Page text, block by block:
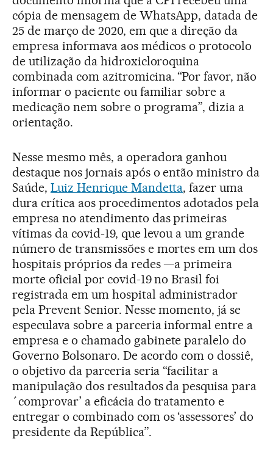
cópia de mensagem de WhatsApp, datada de
25 de março de 2020, em que a direção da
empresa informava aos médicos o protocolo
de utilização da hidroxicloroquina
combinada com azitromicina. “Por favor, não
informar o paciente ou familiar sobre a
medicação nem sobre o programa”, dizia a
orientação.
Nesse mesmo mês, a operadora ganhou
destaque nos jornais após o então ministro da
Saúde, Luiz Henrique Mandetta, fazer uma
dura crítica aos procedimentos adotados pela
empresa no atendimento das primeiras
vítimas da covid-19, que levou a um grande
número de transmissões e mortes em um dos
hospitais próprios da redes —a primeira
morte oficial por covid-19 no Brasil foi
registrada em um hospital administrador
pela Prevent Senior. Nesse momento, já se
especulava sobre a parceria informal entre a
empresa e o chamado gabinete paralelo do
Governo Bolsonaro. De acordo com o dossiê,
o objetivo da parceria seria “facilitar a
manipulação dos resultados da pesquisa para
´comprovar’ a eficácia do tratamento e
entregar o combinado com os ‘assessores’ do
presidente da República”.